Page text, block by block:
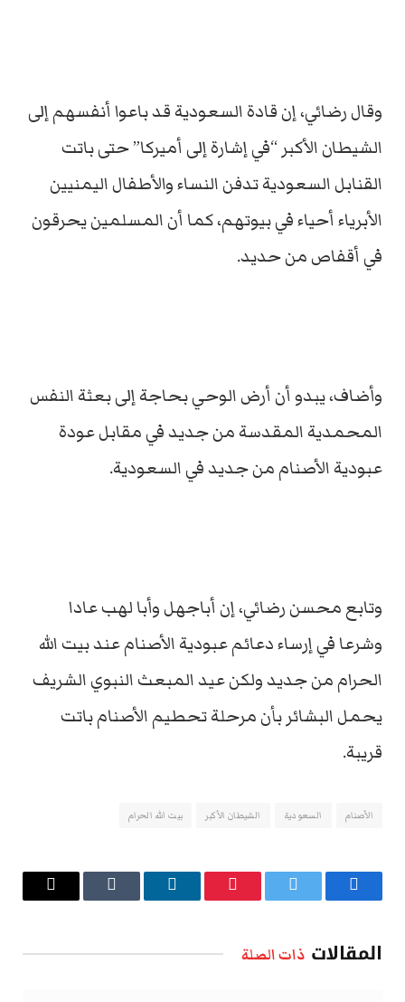
وقال رضائي، إن قادة السعودية قد باعوا أنفسهم إلى
الشيطان الأكبر “في إشارة إلى أميركا” حتى باتت
القنابل السعودية تدفن النساء والأطفال اليمنيين
الأبرياء أحياء في بيوتهم، كما أن المسلمين يحرقون
في أقفاص من حديد.
وأضاف، يبدو أن أرض الوحي بحاجة إلى بعثة النفس
المحمدية المقدسة من جديد في مقابل عودة
عبودية الأصنام من جديد في السعودية.
وتابع محسن رضائي، إن أباجهل وأبا لهب عادا
وشرعا في إرساء دعائم عبودية الأصنام عند بيت الله
الحرام من جديد ولكن عيد المبعث النبوي الشريف
يحمل البشائر بأن مرحلة تحطيم الأصنام باتت
قريبة.
الأصنام السعودية الشيطان الأكبر بيت الله الحرام
فيسبوك تويتر بينتيريستلينكدإن Tumblr
البريد
المقالات ذات الصلة